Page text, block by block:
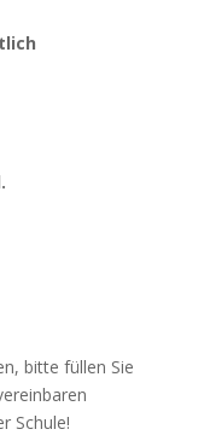
bitte füllen Sie
Schule!